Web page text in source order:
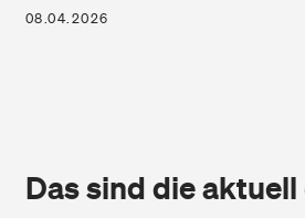
08.04.2026
Das sind die